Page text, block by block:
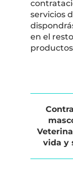
servicios
en el
vida y